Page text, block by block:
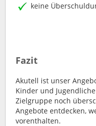
keine
Fazit
Akutell ist unser
Kinder und
Zielgruppe noch
Angebote entdecken,
vorenthalten.